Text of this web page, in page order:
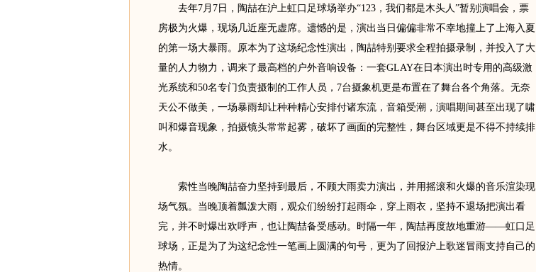
去年7月7日，陶喆在沪上虹口足球场举办“123，我们都是木头人”暂别演唱会，票
房极为火爆，现场几近座无虚席。遗憾的是，演出当日偏偏非常不幸地撞上了上海入夏
的第一场大暴雨。原本为了这场纪念性演出，陶喆特别要求全程拍摄录制，并投入了大
量的人力物力，调来了最高档的户外音响设备：一套GLAY在日本演出时专用的高级激
光系统和50名专门负责摄制的工作人员，7台摄象机更是布置在了舞台各个角落。无奈
天公不做美，一场暴雨却让种种精心安排付诸东流，音箱受潮，演唱期间甚至出现了啸
叫和爆音现象，拍摄镜头常常起雾，破坏了画面的完整性，舞台区域更是不得不持续排
水。
索性当晚陶喆奋力坚持到最后，不顾大雨卖力演出，并用摇滚和火爆的音乐渲染现
场气氛。当晚顶着瓢泼大雨，观众们纷纷打起雨伞，穿上雨衣，坚持不退场把演出看
完，并不时爆出欢呼声，也让陶喆备受感动。时隔一年，陶喆再度故地重游——虹口足
球场，正是为了为这纪念性一笔画上圆满的句号，更为了回报沪上歌迷冒雨支持自己的
热情。